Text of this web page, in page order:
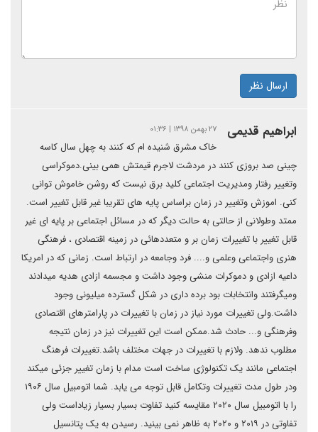
ارسال نظر
ابراهیم قدیمی ۲۷ بهمن ۱۳۹۸ | ۰۱:۳۶
خاک مشرق شنیده ام که کنند به چهل سال کاسه
چینی صد بروزی کنند در مردشت لاجرم قیمتش همی بینی.دموکراسی
وتغییر رفتار ومدیریت اجتماعی کلید برق نیست که روشن خاموش توانی
کنی. اموزش وتغییر در زمان براساس پایه های تقریبا غیر قابل تغییر است.
ممتد وطولانی از حالتی به حالت دیگر که در مسائل اجتماعی بر پایه ای غیر
قابل تغییر با تغییرات زمان بر و متعددهائی در زمینه اقتصادی ، فرهنگی
هنری واجتماعی وعلمی و.... فرد وجامعه در ارتباط است. زمانی که در امریکا
داعیه ازادی و دموکرات منشی وجود داشت و مجسمه ازادی هدیه میدادند
ومیگرفتند وانتخابات بود برده داری در شکل گسترده میلیونی وجود
داشت.ولی تغییرات مورد نیاز در زمان با تغییرات در پارامترهای اقتصادی
وفرهنگی و... حادث شد.ممکن است این تغییرات نیز در زمان نتیجه
مطلوب ندهد. ولازم با تغییرات در جهات مختلف باشد.تغییرات فرهنگ
اجتماعی مانند یک تکنولوژی ساخت است مدام با زمان تغییر جزئی میکند
ودر طول مدت تغییرات وتکامل قابل توجه می یابد. شما اتومبیل سال ۱۹۰۶
را با اتومبیل سال ۲۰۲۰ مقایسه کنید تفاوت بسیار بسیار زیاداست ولی
تفاوتی در ۲۰۱۹ و ۲۰۲۰ به ظاهر نمی بینید. رسیدن به یک پتانسیل